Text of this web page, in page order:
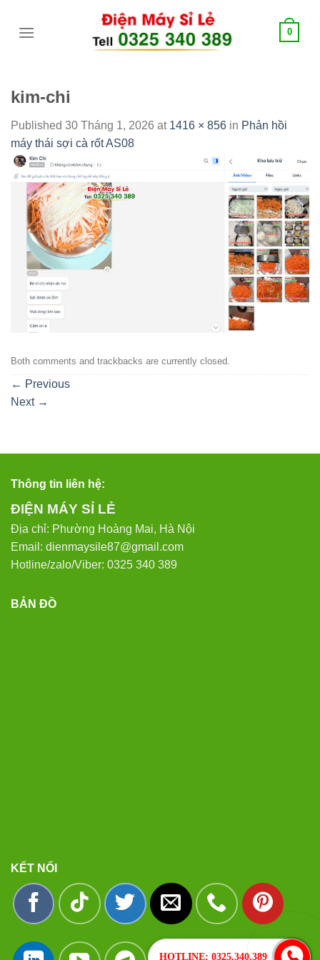
0
kim-chi
Published 30 Tháng 1, 2026 at 1416 × 856 in Phản hồi
máy thái sợi cà rốt AS08
Both comments and trackbacks are currently closed.
← Previous
Next →
Thông tin liên hệ:
ĐIỆN MÁY SỈ LẺ
Địa chỉ: Phường Hoàng Mai, Hà Nội
Email: dienmaysile87@gmail.com
Hotline/zalo/Viber: 0325 340 389
BẢN ĐỒ
KẾT NỐI
HOTLINE: 0325.340.389